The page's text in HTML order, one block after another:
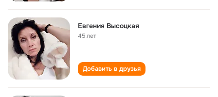
Евгения Высоцкая
45 лет
Добавить в друзья